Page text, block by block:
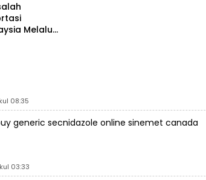
Melalu
08:35
generic secnidazole online sinemet canada
03:33